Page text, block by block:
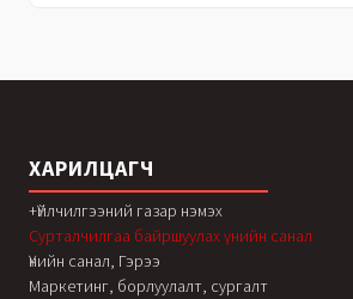
ХАРИЛЦАГЧ
+Үйлчилгээний газар нэмэх
Сурталчилгаа байршуулах үнийн санал
Үнийн санал, Гэрээ
Маркетинг, борлуулалт, сургалт